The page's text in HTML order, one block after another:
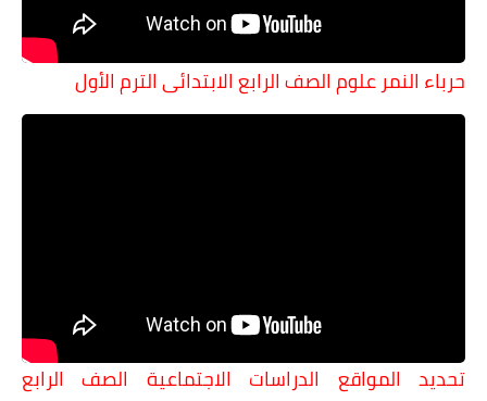
حرباء النمر علوم الصف الرابع الابتدائى الترم الأول
تحديد المواقع الدراسات الاجتماعية الصف الرابع